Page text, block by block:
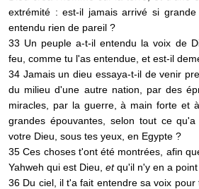
extrémité : est-il jamais arrivé si
entendu rien de pareil ?
33 Un peuple a-t-il entendu la voix de
feu, comme tu l'as entendue, et est-il
34 Jamais un dieu essaya-t-il de venir
du milieu d'une autre nation, par des
miracles, par la guerre, à main forte et
grandes épouvantes, selon tout ce qu'a
votre Dieu, sous tes yeux, en Egypte ?
35 Ces choses t'ont été montrées, afin
Yahweh qui est Dieu, etqu'il n'y en a point
36 Du ciel, il t'a fait entendre sa voix pour